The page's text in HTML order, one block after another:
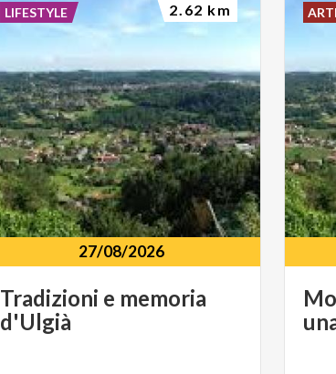
27/08/2026
Tradizioni e memoria
d'Ulgià
LIFESTYLE 2.62 km